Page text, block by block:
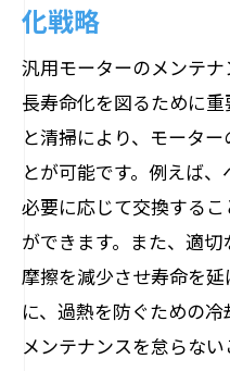
化戦略
汎用モーターのメンテナ
長寿命化を図るために
と清掃により、モータ
とが可能です。例えば、
必要に応じて交換する
ができます。また、適切
摩擦を減少させ寿命を
に、過熱を防ぐための
メンテナンスを怠らな